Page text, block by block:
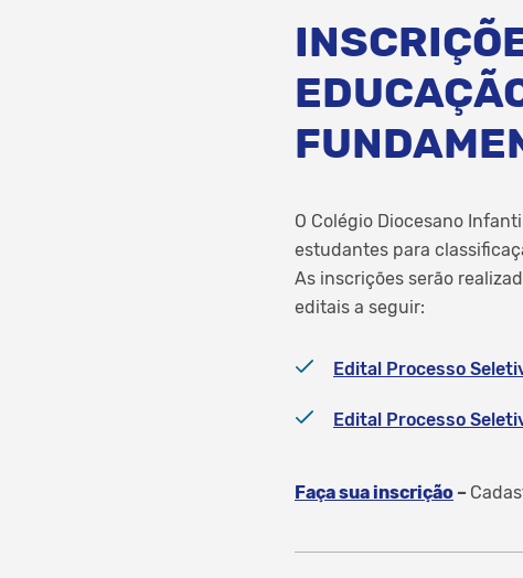
O Colégio Diocesano
estudantes para
As inscrições serão
editais a seguir:
Edital Processo
Edital Processo
Faça sua inscrição –